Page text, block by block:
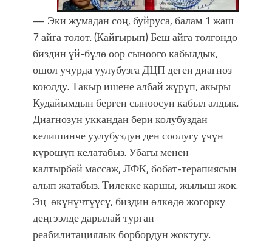
— Эки жумадан соң, буйруса, балам 1 жаш
7 айга толот. (Кайгырып) Беш айга толгондо
биздин үй-бүлө оор сыноого кабылдык,
ошол учурда уулубузга ДЦП деген диагноз
коюлду. Такыр ишене албай жүрүп, акыры
Кудайымдын берген сыноосун кабыл алдык.
Диагнозун уккандан бери колубуздан
келишинче уулубуздун ден соолугу үчүн
күрөшүп келатабыз. Убагы менен
калтырбай массаж, ЛФК, бобат-терапиясын
алып жатабыз. Тилекке каршы, жылыш жок.
Эң өкүнүчтүүсү, биздин өлкөдө жогорку
деңгээлде дарылай турган
реабилитациялык борбордун жоктугу.